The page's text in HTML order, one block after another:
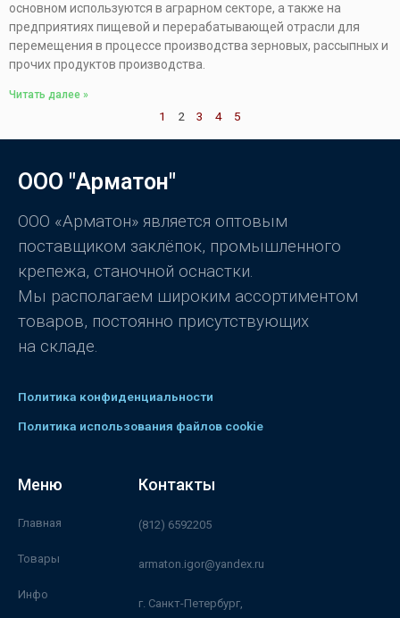
основном используются в аграрном секторе, а также на
предприятиях пищевой и перерабатывающей отрасли для
перемещения в процессе производства зерновых, рассыпных и
прочих продуктов производства.
Читать далее »
1 2 3 4 5
ООО "Арматон"
ООО «Арматон» является оптовым
поставщиком заклёпок, промышленного
крепежа, станочной оснастки.
Мы располагаем широким ассортиментом
товаров, постоянно присутствующих
на складе.
Политика конфиденциальности
Политика использования файлов cookie
Меню
Главная
Товары
Инфо
Контакты
(812) 6592205
armaton.igor@yandex.ru
г. Санкт-Петербург,